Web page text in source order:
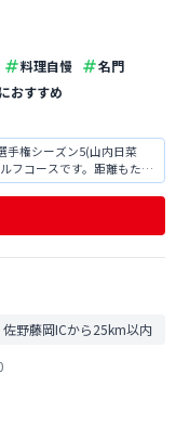
料理自慢
名門
おすすめ
手権シーズン5(山内日菜
フコースです。距離もたっ
ションのある高速グリーン
野藤岡ICから25km以内